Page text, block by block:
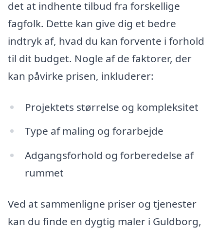
det at indhente tilbud fra forskellige
fagfolk. Dette kan give dig et bedre
indtryk af, hvad du kan forvente i forhold
til dit budget. Nogle af de faktorer, der
kan påvirke prisen, inkluderer:
Projektets størrelse og kompleksitet
Type af maling og forarbejde
Adgangsforhold og forberedelse af
rummet
Ved at sammenligne priser og tjenester
kan du finde en dygtig maler i Guldborg,